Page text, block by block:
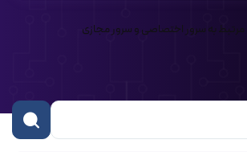
مرتبط به سرور اختصاصی و سرور مجازی